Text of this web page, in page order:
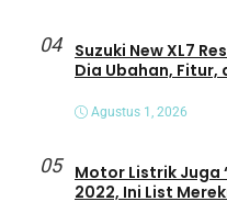
04
Suzuki New XL7
Dia Ubahan, Fitur,
Agustus 1, 2026
05
Motor Listrik Juga
2022, Ini List